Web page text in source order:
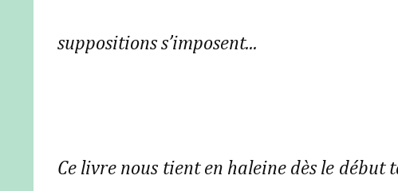
suppositions s’imposent...
Ce livre nous tient en haleine dès le début